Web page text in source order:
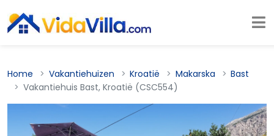
Home Vakantiehuizen Kroatië Makarska
Bast
Vakantiehuis Bast, Kroatië (CSC554)